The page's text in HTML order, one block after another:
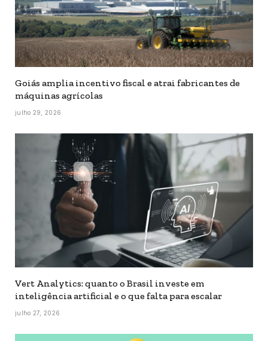
Goiás amplia incentivo fiscal e atrai fabricantes de
máquinas agrícolas
julho 29, 2026
Vert Analytics: quanto o Brasil investe em
inteligência artificial e o que falta para escalar
julho 27, 2026